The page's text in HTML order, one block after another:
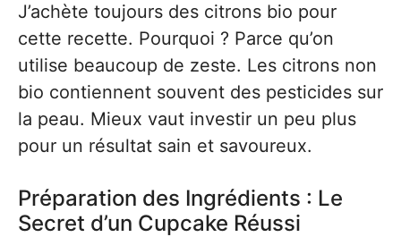
J’achète toujours des citrons bio pour
cette recette. Pourquoi ? Parce qu’on
utilise beaucoup de zeste. Les citrons non
bio contiennent souvent des pesticides sur
la peau. Mieux vaut investir un peu plus
pour un résultat sain et savoureux.
Préparation des Ingrédients : Le
Secret d’un Cupcake Réussi